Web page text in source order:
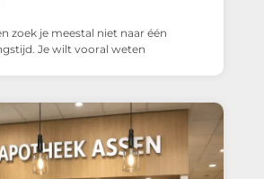
zoek je meestal niet naar één
Je wilt vooral weten